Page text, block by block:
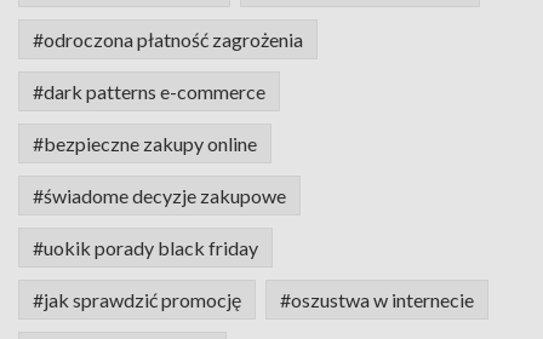
#odroczona płatność zagrożenia
#dark patterns e-commerce
#bezpieczne zakupy online
#świadome decyzje zakupowe
#uokik porady black friday
#jak sprawdzić promocję #oszustwa w internecie